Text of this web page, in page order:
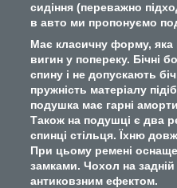
сидіння (переважно
в авто ми пропонуємо
Має класичну форму, яка
вигин у попереку. Бічні
спину і не допускають
пружність матеріалу
подушка має гарні
Також на подушці є два
спинці стільця. Їхню
При цьому ремені
замками. Чохол на задній
антиковзним ефектом.